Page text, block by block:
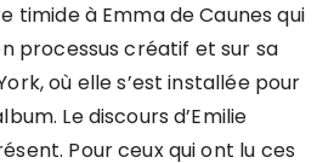
timide à Emma de Caunes qui
processus créatif et sur sa
où elle s’est installée pour
Le discours d’Emilie
Pour ceux qui ont lu ces